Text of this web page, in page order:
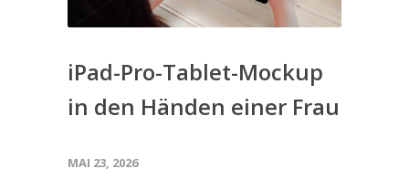
iPad-Pro-Tablet-Mockup
in den Händen einer Frau
MAI 23, 2026